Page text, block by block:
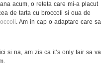
acum, o reteta care mi-a placut
de tarta cu broccoli si oua de
. Am in cap o adaptare care sa
si na, am zis ca it’s only fair sa va